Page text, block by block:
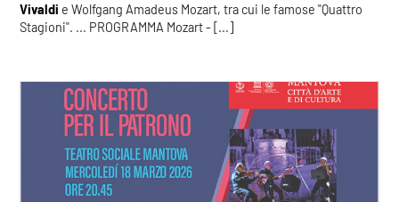
Vivaldi e Wolfgang Amadeus Mozart, tra cui le famose "Quattro
Stagioni". ... PROGRAMMA Mozart - [...]